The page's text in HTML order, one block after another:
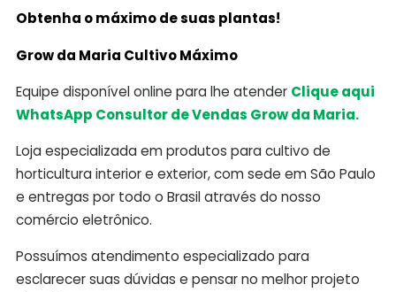
Obtenha o máximo de suas plantas!
Grow da Maria Cultivo Máximo
Equipe disponível online para lhe atender Clique aqui
WhatsApp Consultor de Vendas Grow da Maria.
Loja especializada em produtos para cultivo de
horticultura interior e exterior, com sede em São Paulo
e entregas por todo o Brasil através do nosso
comércio eletrônico.
Possuímos atendimento especializado para
esclarecer suas dúvidas e pensar no melhor projeto